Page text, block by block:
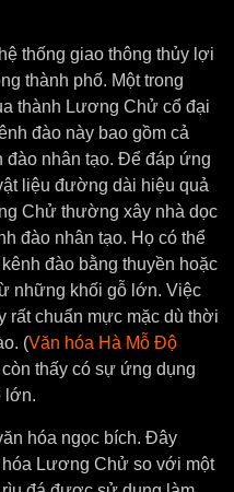
thống giao thông thủy lợi
thành phố. Một trong
thành Lương Chử cổ đại
đào này bao gồm cả
đào nhân tạo. Để đáp ứng
liệu đường dài hiệu quả
Chử thường xây nhà dọc
đào nhân tạo. Họ có thể
đào bằng thuyền hoặc
những khối gỗ lớn. Việc
rất chuẩn mực mặc dù thời
(Văn hóa Hà Mỗ Độ
thấy có sự ứng dụng
lớn.
hóa ngọc bích. Đây
Lương Chử so với một